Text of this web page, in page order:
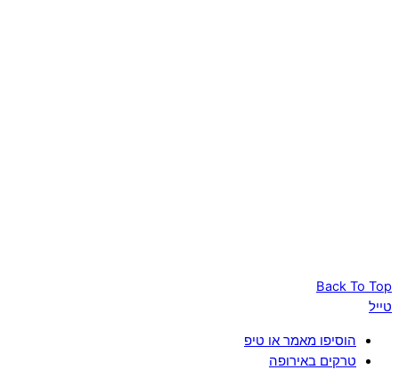
Back To Top
טייל
הוסיפו מאמר או טיפ
טרקים באירופה